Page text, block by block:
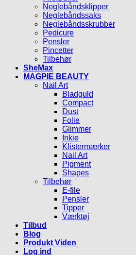
Neglebåndsklipper
Neglebåndssaks
Neglebåndsskrubber
Pedicure
Pensler
Pincetter
Tilbehør
SheMax
MAGPIE BEAUTY
Nail Art
Bladguld
Compact
Dust
Folie
Glimmer
Inkie
Klistermærker
Nail Art
Pigment
Shapes
Tilbehør
E-file
Pensler
Tipper
Værktøj
Tilbud
Blog
Produkt Viden
Log ind